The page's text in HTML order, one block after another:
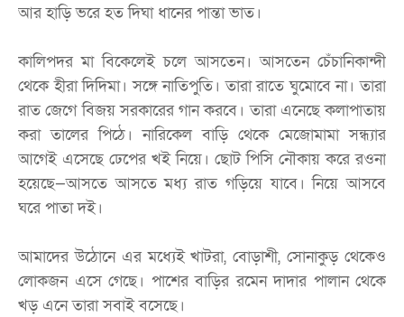
আর হাড়ি ভরে হত দিঘা ধানের পান্তা ভাত।
কালিপদর মা বিকেলেই চলে আসতেন। আসতেন চেঁচানিকান্দী
থেকে হীরা দিদিমা। সঙ্গে নাতিপুতি। তারা রাতে ঘুমোবে না। তারা
রাত জেগে বিজয় সরকারের গান করবে। তারা এনেছে কলাপাতায়
করা তালের পিঠে। নারিকেল বাড়ি থেকে মেজোমামা সন্ধ্যার
আগেই এসেছে ঢেপের খই নিয়ে। ছোট পিসি নৌকায় করে রওনা
হয়েছে—আসতে আসতে মধ্য রাত গড়িয়ে যাবে। নিয়ে আসবে
ঘরে পাতা দই।
আমাদের উঠোনে এর মধ্যেই খাটরা, বোড়াশী, সোনাকুড় থেকেও
লোকজন এসে গেছে। পাশের বাড়ির রমেন দাদার পালান থেকে
খড় এনে তারা সবাই বসেছে।